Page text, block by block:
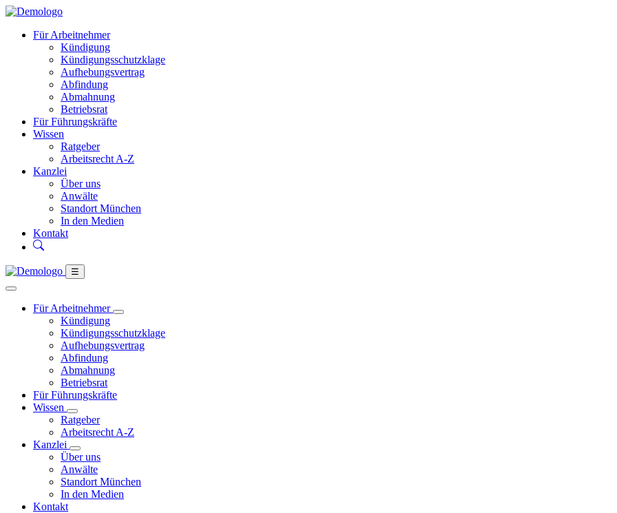
Für Arbeitnehmer
Kündigung
Kündigungsschutzklage
Aufhebungsvertrag
Abfindung
Abmahnung
Betriebsrat
Für Führungskräfte
Wissen
Ratgeber
Arbeitsrecht A-Z
Kanzlei
Über uns
Anwälte
Standort München
In den Medien
Kontakt
☰
Für Arbeitnehmer
Kündigung
Kündigungsschutzklage
Aufhebungsvertrag
Abfindung
Abmahnung
Betriebsrat
Für Führungskräfte
Wissen
Ratgeber
Arbeitsrecht A-Z
Kanzlei
Über uns
Anwälte
Standort München
In den Medien
Kontakt